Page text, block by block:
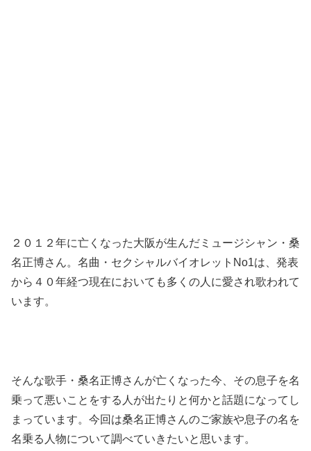
２０１２年に亡くなった大阪が生んだミュージシャン・桑
名正博さん。名曲・セクシャルバイオレットNo1は、発表
から４０年経つ現在においても多くの人に愛され歌われて
います。
そんな歌手・桑名正博さんが亡くなった今、その息子を名
乗って悪いことをする人が出たりと何かと話題になってし
まっています。今回は桑名正博さんのご家族や息子の名を
名乗る人物について調べていきたいと思います。